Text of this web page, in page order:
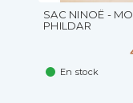
SAC NINOË -
PHILDAR
En stock